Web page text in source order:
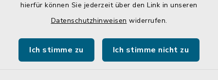
hierfür können Sie jederzeit über den Link in unseren
Datenschutzhinweisen widerrufen.
Ich stimme zu Ich stimme nicht zu
Quicklinks
Landratsamt Mühldorf a. Inn